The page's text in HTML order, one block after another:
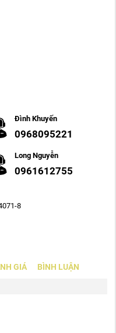
Đình Khuyến
0968095221
Long Nguyễn
0961612755
8
GIÁ BÌNH LUẬN